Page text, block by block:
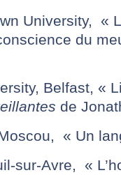
University, «
du
Belfast, «
de
« Un
sur-Avre, «